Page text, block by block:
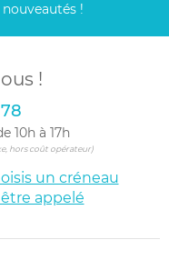
!
!
10h à 17h
hors coût opérateur)
un créneau
appelé